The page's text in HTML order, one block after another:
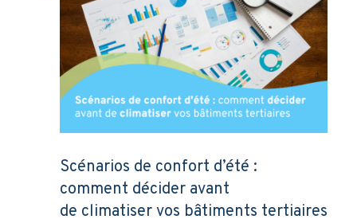
Scénarios de confort d’été :
comment décider avant
de climatiser vos bâtiments tertiaires